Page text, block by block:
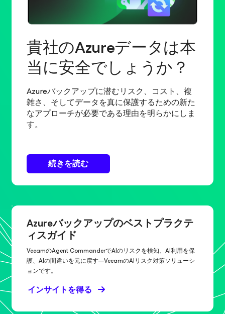
貴社のAzureデータは本
当に安全でしょうか？
Azureバックアップに潜むリスク、コスト、複
雑さ、そしてデータを真に保護するための新た
なアプローチが必要である理由を明らかにしま
す。
続きを読む
Azureバックアップのベストプラクテ
ィスガイド
VeeamのAgent CommanderでAIのリスクを検知、AI利用を保
護、AIの間違いを元に戻す—VeeamのAIリスク対策ソリューシ
ョンです。
インサイトを得る